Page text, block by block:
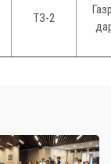
ТЗ-2